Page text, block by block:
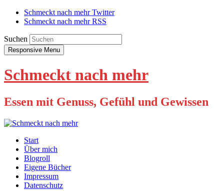
Schmeckt nach mehr Twitter
Schmeckt nach mehr RSS
Suchen
Responsive Menu
Schmeckt nach mehr
Essen mit Genuss, Gefühl und Gewissen
Start
Über mich
Blogroll
Eigene Bücher
Impressum
Datenschutz